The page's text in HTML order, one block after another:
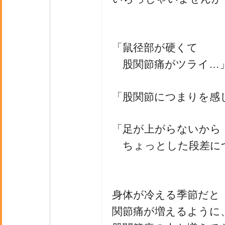
「鼠径部が硬くて
股関節痛がツライ…」
「股関節につまりを感
「足が上がらないから
ちょっとした段差に
身体が冷える季節だと
関節痛が増えるように、